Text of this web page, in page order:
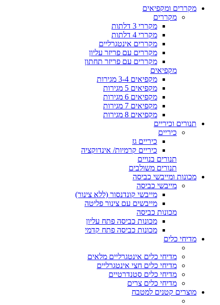
מקררים ומקפיאים
מקררים
מקררי 3 דלתות
מקררי 4 דלתות
מקררים אינטגרליים
מקררים עם פריזר עליון
מקררים עם פריזר תחתון
מקפיאים
מקפיאים 3-4 מגירות
מקפיאים 5 מגירות
מקפיאים 6 מגירות
מקפיאים 7 מגירות
מקפיאים 8 מגירות
תנורים וכיריים
כיריים
כיריים גז
כיריים קרמיות/ אינדוקציה
תנורים בנויים
תנורים משולבים
מכונות ומייבשי כביסה
מייבשי כביסה
מייבשי קונדנסור (ללא צינור)
מייבשים עם צינור פליטה
מכונות כביסה
מכונות כביסה פתח עליון
מכונות כביסה פתח קדמי
מדיחי כלים
מדיחי כלים אינטגרליים מלאים
מדיחי כלים חצי אינטגרליים
מדיחי כלים סטנדרטיים
מדיחי כלים צרים
מוצרים קטנים למטבח